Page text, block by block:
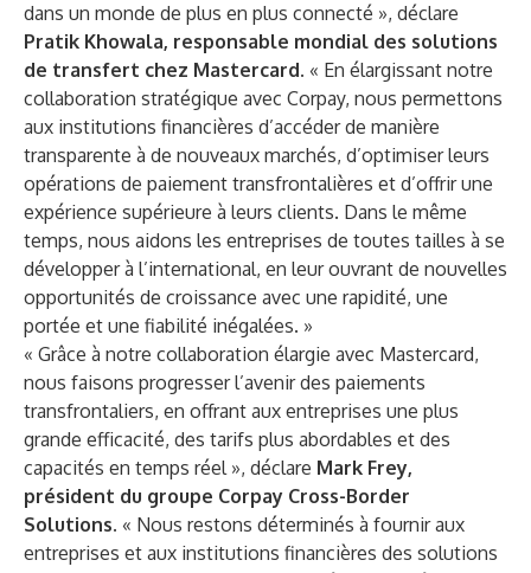
dans un monde de plus en plus connecté », déclare
Pratik Khowala, responsable mondial des solutions
de transfert chez Mastercard. « En élargissant notre
collaboration stratégique avec Corpay, nous permettons
aux institutions financières d’accéder de manière
transparente à de nouveaux marchés, d’optimiser leurs
opérations de paiement transfrontalières et d’offrir une
expérience supérieure à leurs clients. Dans le même
temps, nous aidons les entreprises de toutes tailles à se
développer à l’international, en leur ouvrant de nouvelles
opportunités de croissance avec une rapidité, une
portée et une fiabilité inégalées. »
« Grâce à notre collaboration élargie avec Mastercard,
nous faisons progresser l’avenir des paiements
transfrontaliers, en offrant aux entreprises une plus
grande efficacité, des tarifs plus abordables et des
capacités en temps réel », déclare Mark Frey,
président du groupe Corpay Cross-Border
Solutions. « Nous restons déterminés à fournir aux
entreprises et aux institutions financières des solutions